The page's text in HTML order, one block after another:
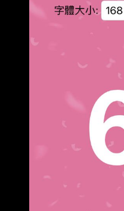
下 （都贈送了，可